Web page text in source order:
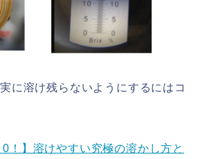
に溶け残らないようにするにはコ
0！】溶けやすい究極の溶かし方と